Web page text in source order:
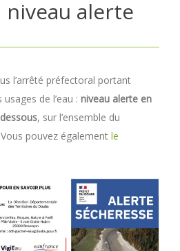
alerte
l’arrêté préfectoral portant
de l’eau : niveau alerte en
, sur l’ensemble du
pouvez également le